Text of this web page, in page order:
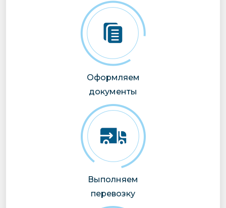
Оформляем
документы
Выполняем
перевозку